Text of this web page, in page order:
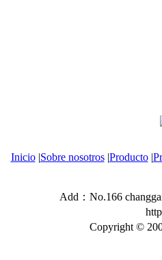
Inicio|Sobre nosotros|Producto|
Add：No.166
Copyright ©